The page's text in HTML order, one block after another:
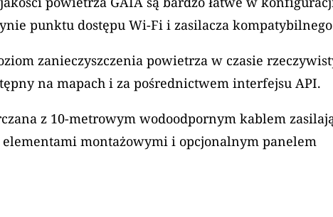
punktu dostępu Wi-Fi i zasilacza kompatybilnego
zanieczyszczenia powietrza w czasie
na mapach i za pośrednictwem interfejsu API.
z 10-metrowym wodoodpornym kablem
elementami montażowymi i opcjonalnym panelem